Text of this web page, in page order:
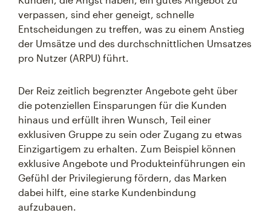
verpassen, sind eher geneigt, schnelle
Entscheidungen zu treffen, was zu einem Anstieg
der Umsätze und des durchschnittlichen Umsatzes
pro Nutzer (ARPU) führt.
Der Reiz zeitlich begrenzter Angebote geht über
die potenziellen Einsparungen für die Kunden
hinaus und erfüllt ihren Wunsch, Teil einer
exklusiven Gruppe zu sein oder Zugang zu etwas
Einzigartigem zu erhalten. Zum Beispiel können
exklusive Angebote und Produkteinführungen ein
Gefühl der Privilegierung fördern, das Marken
dabei hilft, eine starke Kundenbindung
aufzubauen.